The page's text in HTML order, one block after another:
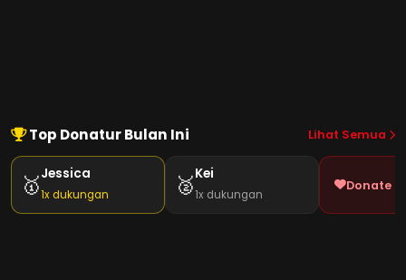
Top Donatur Bulan Ini Lihat Semua
🥇Jessica
1x dukungan 🥈Kei
1x dukungan
Donate